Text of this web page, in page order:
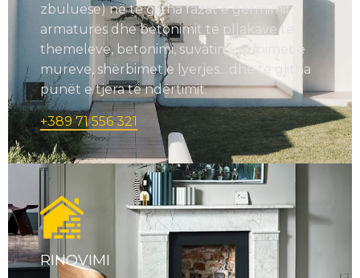
zbuluese) në të gjitha fazat e gërmimit,
armaturës dhe betonimit të pllakave të
themeleve, betonimi, suvatimi, punimet e
mureve, shërbimet e lyerjes....dhe të gjitha
punët e tjera të ndërtimit.
+389 71 556 321
RINOVIMI